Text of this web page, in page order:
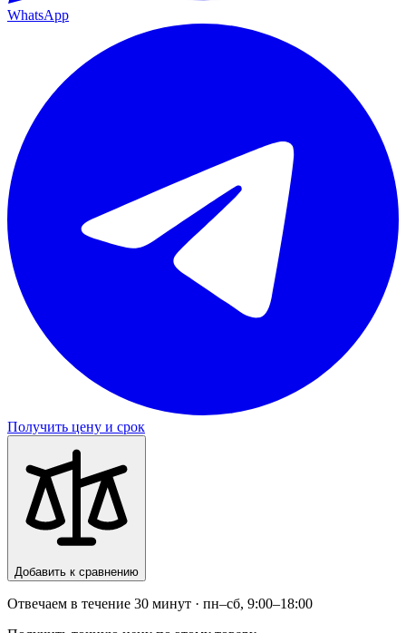
WhatsApp
Получить цену и срок
Добавить к сравнению
Отвечаем в течение 30 минут · пн–сб, 9:00–18:00